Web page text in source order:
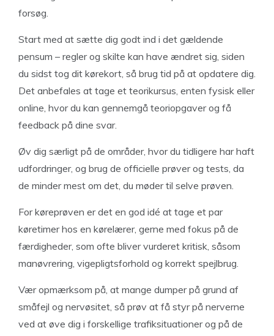
forsøg.
Start med at sætte dig godt ind i det gældende
pensum – regler og skilte kan have ændret sig, siden
du sidst tog dit kørekort, så brug tid på at opdatere dig.
Det anbefales at tage et teorikursus, enten fysisk eller
online, hvor du kan gennemgå teoriopgaver og få
feedback på dine svar.
Øv dig særligt på de områder, hvor du tidligere har haft
udfordringer, og brug de officielle prøver og tests, da
de minder mest om det, du møder til selve prøven.
For køreprøven er det en god idé at tage et par
køretimer hos en kørelærer, gerne med fokus på de
færdigheder, som ofte bliver vurderet kritisk, såsom
manøvrering, vigepligtsforhold og korrekt spejlbrug.
Vær opmærksom på, at mange dumper på grund af
småfejl og nervøsitet, så prøv at få styr på nerverne
ved at øve dig i forskellige trafiksituationer og på de